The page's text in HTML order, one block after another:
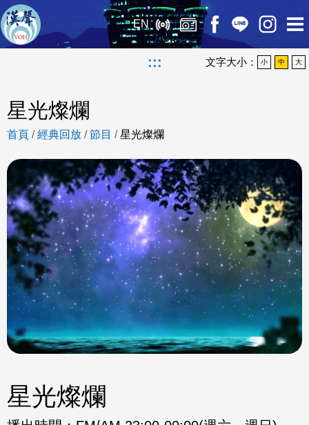
EN
::: 文字大小： 小 中 大
星光燦爛
首頁 /經典回放 /節目 /星光燦爛
星光燦爛